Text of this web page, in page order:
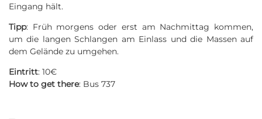
Eingang hält.
Tipp: Früh morgens oder erst am Nachmittag kommen,
um die langen Schlangen am Einlass und die Massen auf
dem Gelände zu umgehen.
Eintritt: 10€
How to get there: Bus 737